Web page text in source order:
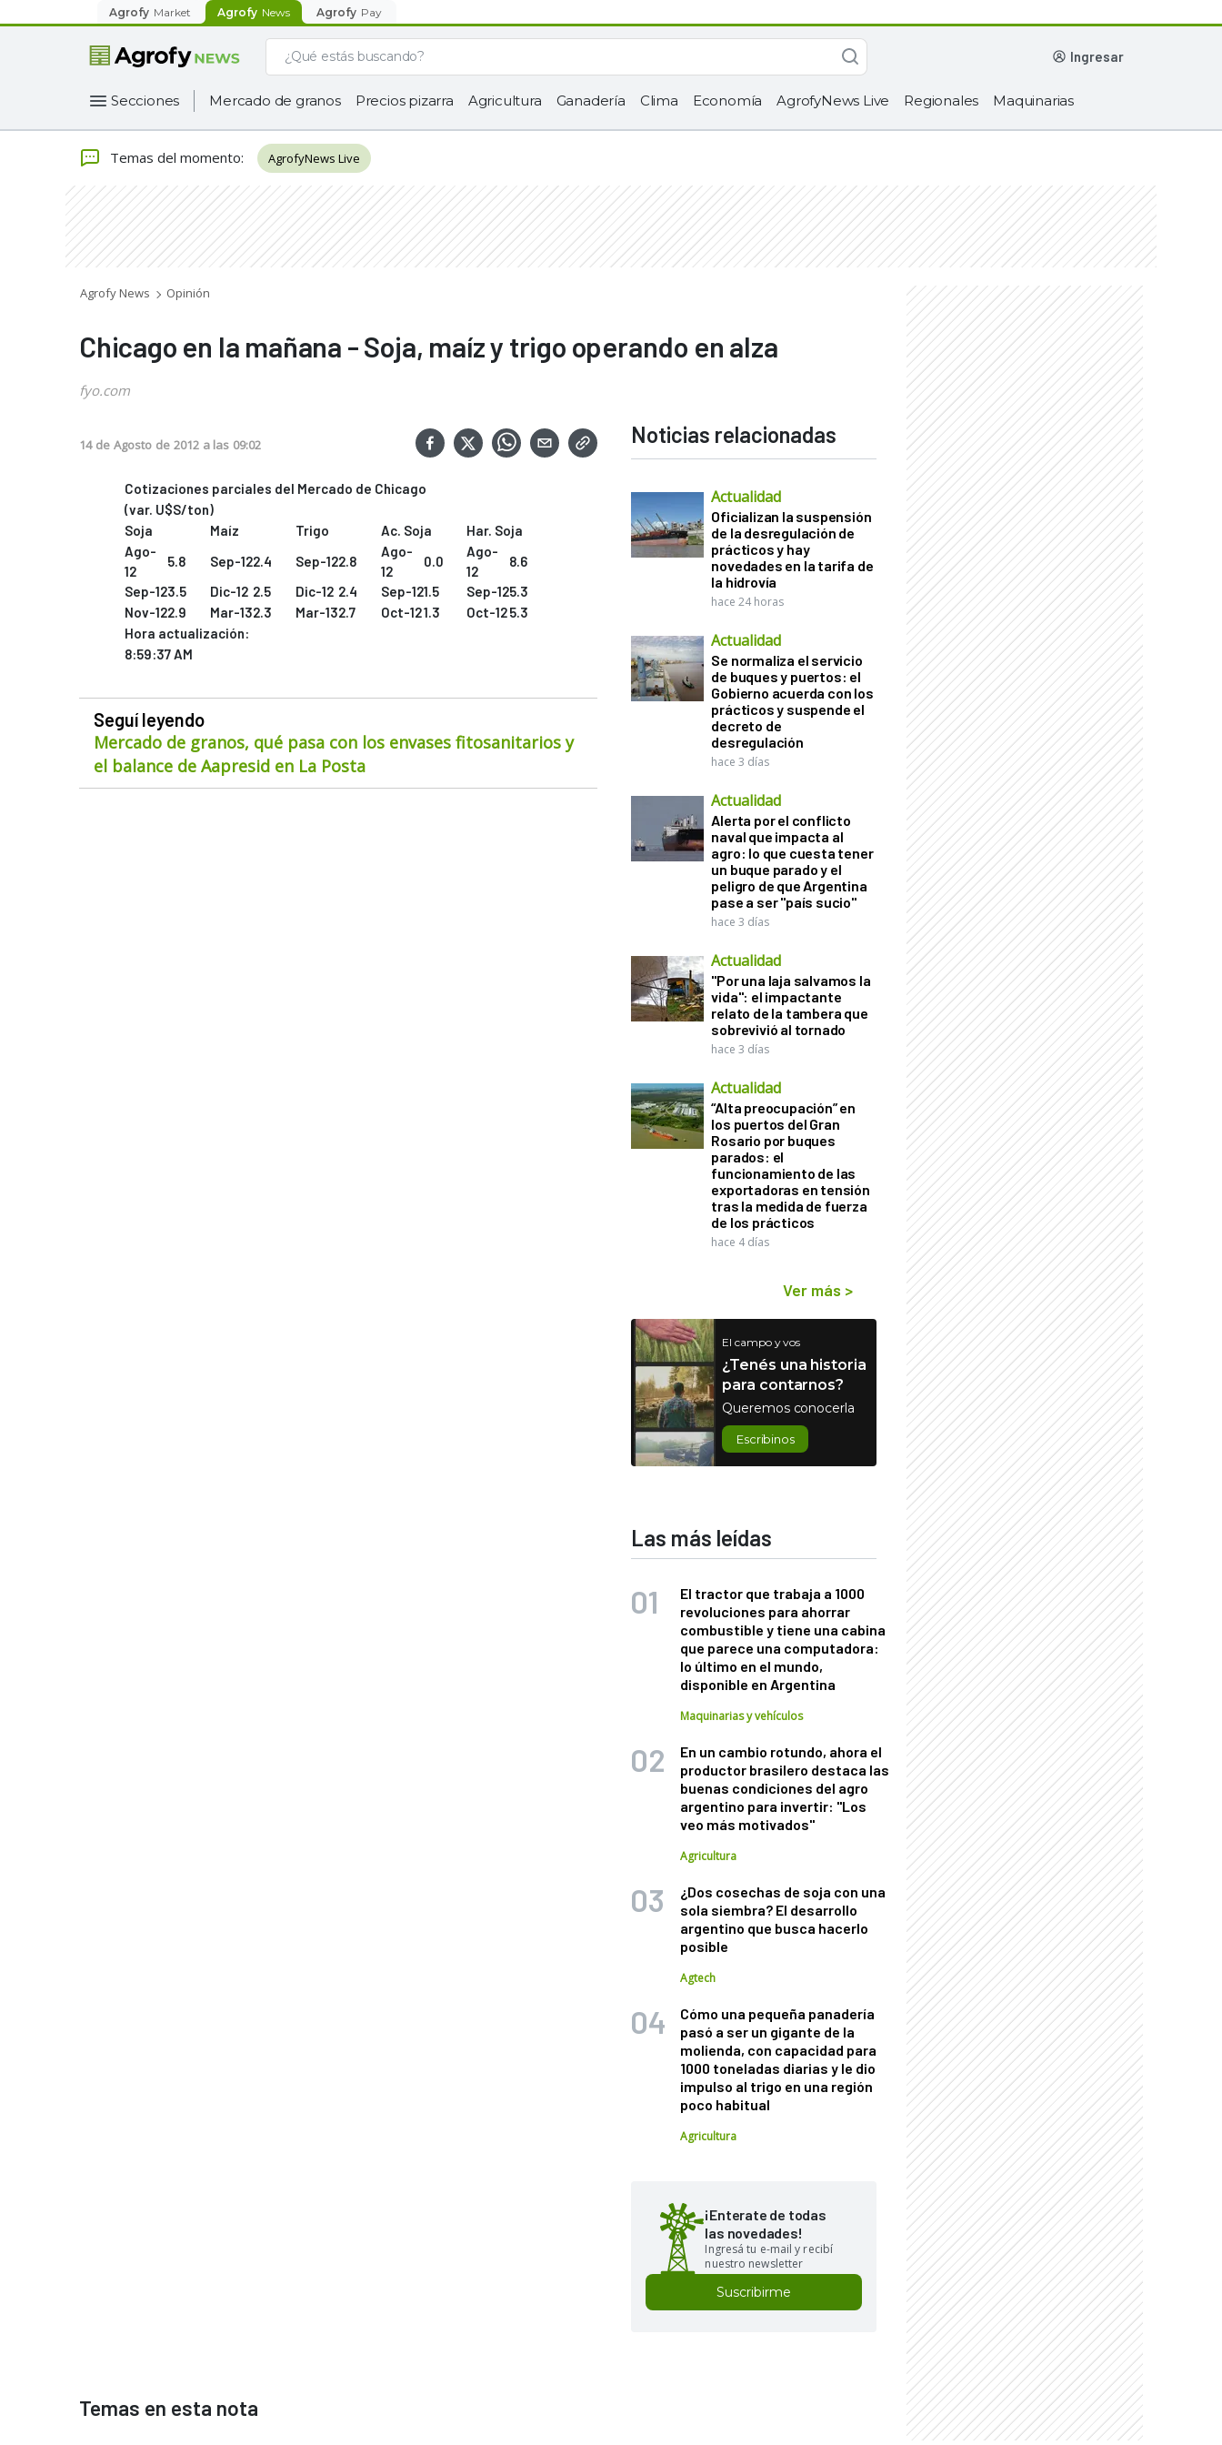
Agrofy Market Agrofy News Agrofy Pay
ingresar
Secciones Mercado de granos Precios pizarra Agricultura Ganadería Clima Economía AgrofyNews Live Regionales Maquinarias
Temas del momento: AgrofyNews Live
Agrofy News Opinión
Chicago en la mañana - Soja, maíz y trigo operando en alza
fyo.com
14 de Agosto de 2012 a las 09:02
Cotizaciones parciales del Mercado de Chicago
(var. U$S/ton)
Soja
Maíz Trigo Ac. Soja
Har. Soja
Ago-
12
5.8 Sep-122.4 Sep-122.8
Ago-
12
0.0
Ago-
12
8.6
Sep-123.5 Dic-12 2.5 Dic-12 2.4 Sep-121.5 Sep-125.3
Nov-122.9 Mar-132.3 Mar-132.7 Oct-121.3 Oct-125.3
Hora actualización:
8:59:37 AM
Seguí leyendo
Mercado de granos, qué pasa con los envases fitosanitarios y
el balance de Aapresid en La Posta
Noticias relacionadas
Actualidad
Oficializan la suspensión
de la desregulación de
prácticos y hay
novedades en la tarifa de
la hidrovía
hace 24 horas
Actualidad
Se normaliza el servicio
de buques y puertos: el
Gobierno acuerda con los
prácticos y suspende el
decreto de
desregulación
hace 3 días
Actualidad
Alerta por el conflicto
naval que impacta al
agro: lo que cuesta tener
un buque parado y el
peligro de que Argentina
pase a ser "país sucio"
hace 3 días
Actualidad
"Por una laja salvamos la
vida": el impactante
relato de la tambera que
sobrevivió al tornado
hace 3 días
Actualidad
“Alta preocupación” en
los puertos del Gran
Rosario por buques
parados: el
funcionamiento de las
exportadoras en tensión
tras la medida de fuerza
de los prácticos
hace 4 días
Ver más >
El campo y vos
¿Tenés una historia
para contarnos?
Queremos conocerla
Escribinos
Las más leídas
El tractor que trabaja a 1000
revoluciones para ahorrar
combustible y tiene una cabina
que parece una computadora:
lo último en el mundo,
disponible en Argentina
Maquinarias y vehículos
En un cambio rotundo, ahora el
productor brasilero destaca las
buenas condiciones del agro
argentino para invertir: "Los
veo más motivados"
Agricultura
¿Dos cosechas de soja con una
sola siembra? El desarrollo
argentino que busca hacerlo
posible
Agtech
Cómo una pequeña panadería
pasó a ser un gigante de la
molienda, con capacidad para
1000 toneladas diarias y le dio
impulso al trigo en una región
poco habitual
Agricultura
¡Enterate de todas
las novedades!
Ingresá tu e-mail y recibí
nuestro newsletter
Suscribirme
Temas en esta nota